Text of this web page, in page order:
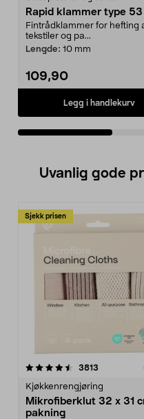
Rapid klammer type 53
Fintrådklammer for hefting
tekstiler og pa...
Lengde: 10 mm
109,90
Legg i handlekurv
Uvanlig gode
Sjekk prisen
3813
Kjøkkenrengjøring
Mikrofiberklut 32 x 31
pakning
4.5av 5 stjerner